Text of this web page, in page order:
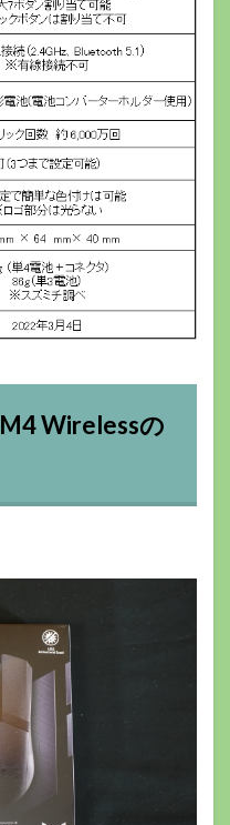
M4 Wirelessの